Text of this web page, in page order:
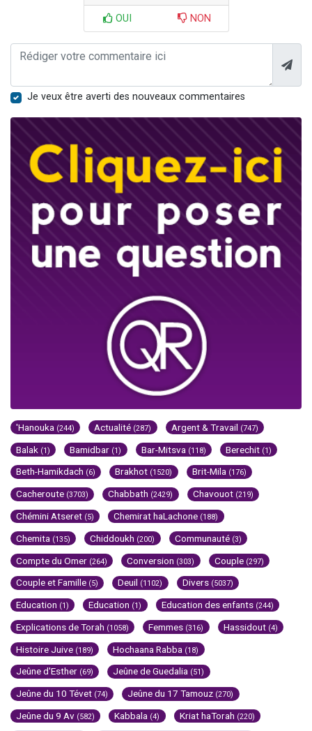
OUI NON
Je veux être averti des nouveaux commentaires
'Hanouka (244) Actualité (287) Argent & Travail (747)
Balak (1) Bamidbar (1) Bar-Mitsva (118) Berechit (1)
Beth-Hamikdach (6) Brakhot (1520) Brit-Mila (176)
Cacheroute (3703) Chabbath (2429) Chavouot (219)
Chémini Atseret (5) Chemirat haLachone (188)
Chemita (135) Chiddoukh (200) Communauté (3)
Compte du Omer (264) Conversion (303) Couple (297)
Couple et Famille (5) Deuil (1102) Divers (5037)
Education (1) Education (1) Education des enfants (244)
Explications de Torah (1058) Femmes (316) Hassidout (4)
Histoire Juive (189) Hochaana Rabba (18)
Jeûne d'Esther (69) Jeûne de Guedalia (51)
Jeûne du 10 Tévet (74) Jeûne du 17 Tamouz (270)
Jeûne du 9 Av (582) Kabbala (4) Kriat haTorah (220)